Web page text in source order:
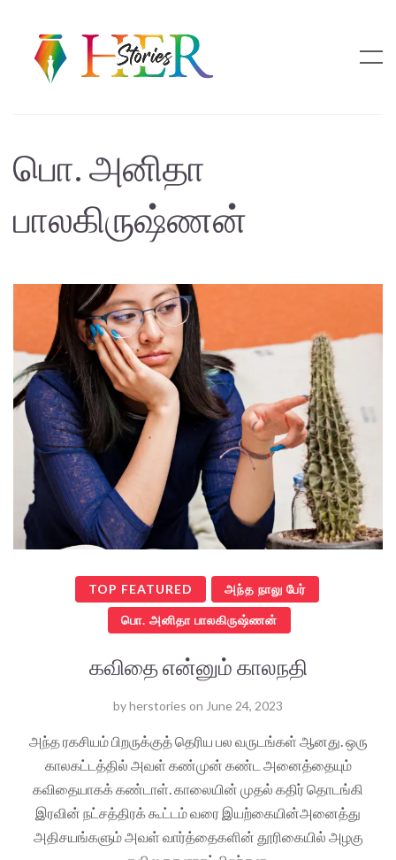
பொ. அனிதா
பாலகிருஷ்ணன்
TOP FEATURED அந்த நாலு பேர்
பொ. அனிதா பாலகிருஷ்ணன்
கவிதை என்னும் காலநதி
byherstories on June 24, 2023
அந்த ரகசியம் பிறருக்குத் தெரிய பல வருடங்கள் ஆனது. ஒரு
காலகட்டத்தில் அவள் கண்முன் கண்ட அனைத்தையும்
கவிதையாகக் கண்டாள். காலையின் முதல் கதிர் தொடங்கி
இரவின் நட்சத்திரக் கூட்டம் வரை இயற்கையின்அனைத்து
அதிசயங்களும் அவள் வார்த்தைகளின் தூரிகையில் அழகு